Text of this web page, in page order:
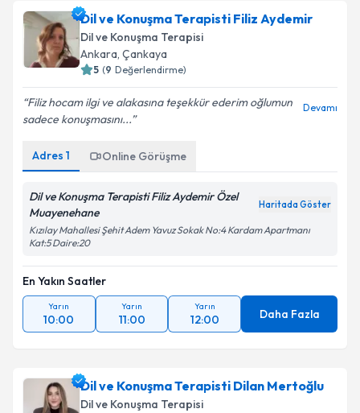
Dil ve Konuşma Terapisti Filiz Aydemir
Dil ve Konuşma Terapisi
Ankara, Çankaya
5 (9 Değerlendirme)
Filiz hocam ilgi ve alakasına teşekkür ederim oğlumun
sadece konuşmasını...
Devamı
Adres 1 Online Görüşme
Dil ve Konuşma Terapisti Filiz Aydemir Özel
Muayenehane
Haritada Göster
Kızılay Mahallesi Şehit Adem Yavuz Sokak No:4 Kardam Apartmanı
Kat:5 Daire:20
En Yakın Saatler
Yarın
10:00
Yarın
11:00
Yarın
12:00 Daha Fazla
Dil ve Konuşma Terapisti Dilan Mertoğlu
Dil ve Konuşma Terapisi